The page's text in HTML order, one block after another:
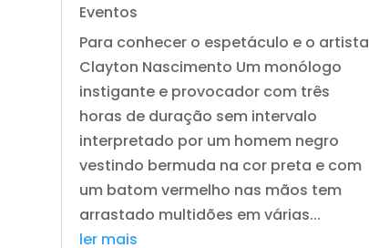
Eventos
Para conhecer o espetáculo e o artista
Clayton Nascimento Um monólogo
instigante e provocador com três
horas de duração sem intervalo
interpretado por um homem negro
vestindo bermuda na cor preta e com
um batom vermelho nas mãos tem
arrastado multidões em várias...
ler mais